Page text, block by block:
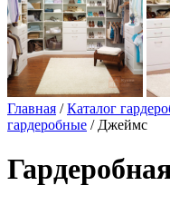
Главная /Каталог
гардеробные / Джеймс